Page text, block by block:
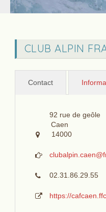
CLUB ALPIN
Contact
92 rue de geôle
Caen
14000
02.31.86.29.55
https://